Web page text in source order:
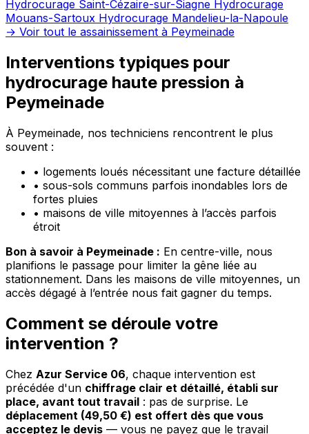
Hydrocurage Saint-Cézaire-sur-Siagne Hydrocurage
Mouans-Sartoux Hydrocurage Mandelieu-la-Napoule
→ Voir tout le assainissement à Peymeinade
Interventions typiques pour
hydrocurage haute pression à
Peymeinade
À Peymeinade, nos techniciens rencontrent le plus
souvent :
• logements loués nécessitant une facture détaillée
• sous-sols communs parfois inondables lors de
fortes pluies
• maisons de ville mitoyennes à l’accès parfois
étroit
Bon à savoir à Peymeinade : En centre-ville, nous
planifions le passage pour limiter la gêne liée au
stationnement. Dans les maisons de ville mitoyennes, un
accès dégagé à l’entrée nous fait gagner du temps.
Comment se déroule votre
intervention ?
Chez Azur Service 06, chaque intervention est
précédée d'un chiffrage clair et détaillé, établi sur
place, avant tout travail : pas de surprise. Le
déplacement (49,50 €) est offert dès que vous
acceptez le devis — vous ne payez que le travail